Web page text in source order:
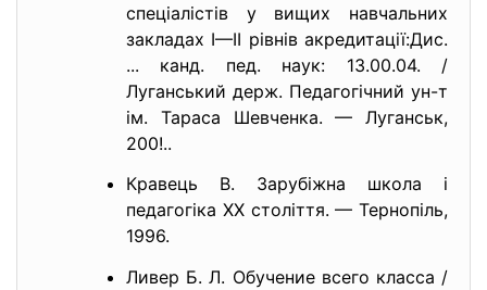
спеціалістів у вищих навчальних
закладах І—II рівнів акредитації:Дис.
... канд. пед. наук: 13.00.04. /
Луганський держ. Педагогічний ун-т
ім. Тараса Шевченка. — Луганськ,
200!..
Кравець В. Зарубіжна школа і
педагогіка XX століття. — Тернопіль,
1996.
Ливер Б. Л. Обучение всего класса /